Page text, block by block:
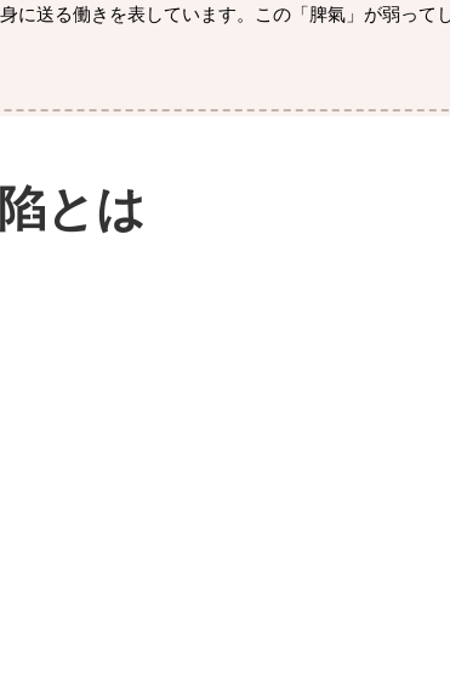
に送る働きを表しています。この「脾氣」が弱って
とは